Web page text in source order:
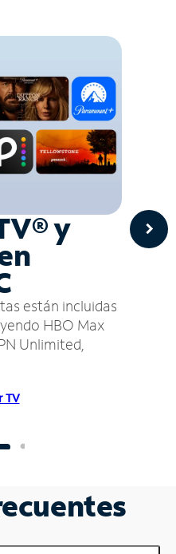
y
están incluidas
HBO Max
Unlimited,
TV